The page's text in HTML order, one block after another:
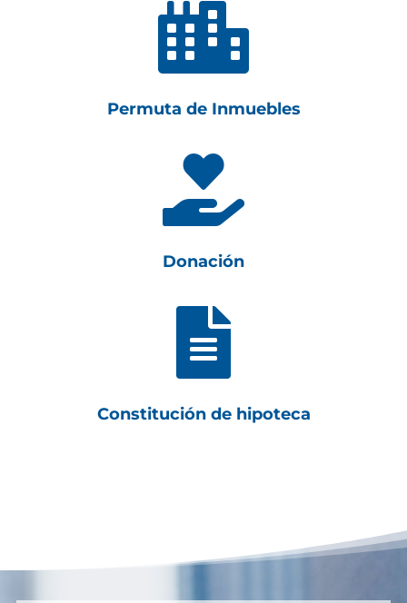

Permuta de Inmuebles

Donación

Constitución de hipoteca